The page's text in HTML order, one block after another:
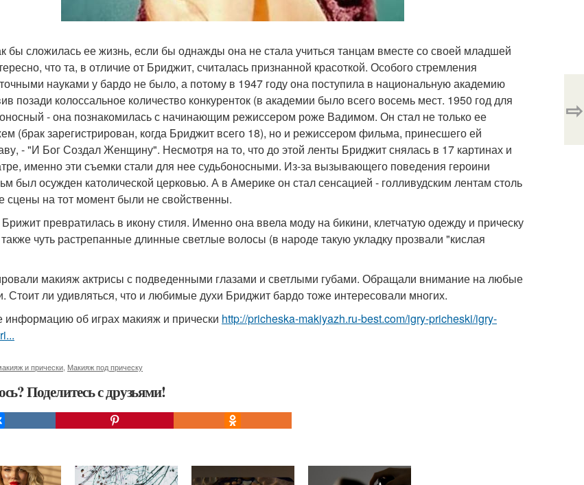
бы сложилась ее жизнь, если бы однажды она не стала учиться танцам вместе со своей младшей
что та, в отличие от Бриджит, считалась признанной красоткой. Особого стремления
науками у бардо не было, а потому в 1947 году она поступила в национальную академию
позади колоссальное количество конкуренток (в академии было всего восемь мест. 1950 год для
- она познакомилась с начинающим режиссером роже Вадимом. Он стал не только ее
(брак зарегистрирован, когда Бриджит всего 18), но и режиссером фильма, принесшего ей
- "И Бог Создал Женщину". Несмотря на то, что до этой ленты Бриджит снялась в 17 картинах и
именно эти съемки стали для нее судьбоносными. Из-за вызывающего поведения героини
был осужден католической церковью. А в Америке он стал сенсацией - голливудским лентам столь
сцены на тот момент были не свойственны.
превратилась в икону стиля. Именно она ввела моду на бикини, клетчатую одежду и прическу
чуть растрепанные длинные светлые волосы (в народе такую укладку прозвали "кислая
макияж актрисы с подведенными глазами и светлыми губами. Обращали внимание на любые
Стоит ли удивляться, что и любимые духи Бриджит бардо тоже интересовали многих.
информацию об играх макияж и прически http://pricheska-makiyazh.ru-best.com/igry-pricheski/igry-
и прически Макияж под прическу
Поделитесь с друзьями!
⇨